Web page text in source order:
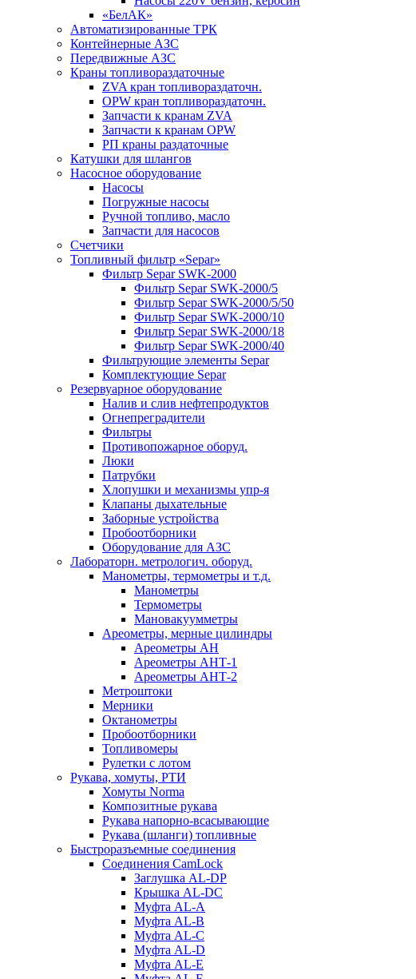
«БелАК»
Автоматизированные ТРК
Контейнерные АЗС
Передвижные АЗС
Краны топливораздаточные
ZVA кран топливораздаточн.
OPW кран топливораздаточн.
Запчасти к кранам ZVA
Запчасти к кранам OPW
РП краны раздаточные
Катушки для шлангов
Насосное оборудование
Насосы
Погружные насосы
Ручной топливо, масло
Запчасти для насосов
Счетчики
Топливный фильтр «Separ»
Фильтр Separ SWK-2000
Фильтр Separ SWK-2000/5
Фильтр Separ SWK-2000/5/50
Фильтр Separ SWK-2000/10
Фильтр Separ SWK-2000/18
Фильтр Separ SWK-2000/40
Фильтрующие элементы Separ
Комплектующие Separ
Резервуарное оборудование
Налив и слив нефтепродуктов
Огнепреградители
Фильтры
Противопожарное оборуд.
Люки
Патрубки
Хлопушки и механизмы упр-я
Клапаны дыхательные
Заборные устройства
Пробоотборники
Оборудование для АЗС
Лабораторн. метрологич. оборуд.
Манометры, термометры и т.д.
Манометры
Термометры
Мановакуумметры
Ареометры, мерные цилиндры
Ареометры АН
Ареометры АНТ-1
Ареометры АНТ-2
Метроштоки
Мерники
Октанометры
Пробоотборники
Топливомеры
Рулетки с лотом
Рукава, хомуты, РТИ
Хомуты Norma
Композитные рукава
Рукава напорно-всасывающие
Рукава (шланги) топливные
Быстроразъемные соединения
Соединения CamLock
Заглушка AL-DP
Крышка AL-DC
Муфта AL-A
Муфта AL-B
Муфта AL-C
Муфта AL-D
Муфта AL-E